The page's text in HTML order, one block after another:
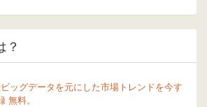
？
ッグデータを元にした市場トレンドを今す
無料。